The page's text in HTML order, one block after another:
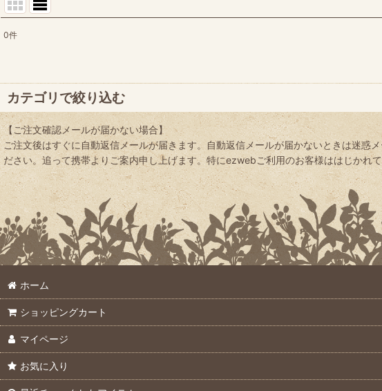
並び順:
0件
カテゴリで絞り込む
園芸用土 (全商品)
基本用土
山砂・川砂
軽石・ボラ土
種まき用・育苗用
水耕栽培・植物工場培地
【ご注文確認メールが届かない場合】
ご注文後はすぐに自動返信メールが届きます。自動返信メールが届かないときは迷
ださい。追って携帯よりご案内申し上げます。特にezwebご利用のお客様ははじか
ホーム
ショッピングカート
マイページ
お気に入り